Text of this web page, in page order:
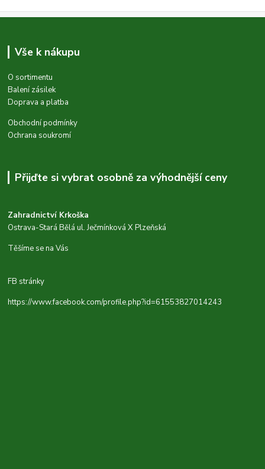
Vše k nákupu
O sortimentu
Balení zásilek
Doprava a platba
Obchodní podmínky
Ochrana soukromí
Přijďte si vybrat osobně za výhodnější ceny
Zahradnictví Krkoška
Ostrava-Stará Bělá ul. Ječmínková X Plzeňská
Těšíme se na Vás
FB stránky
https://www.facebook.com/profile.php?id=61553827014243